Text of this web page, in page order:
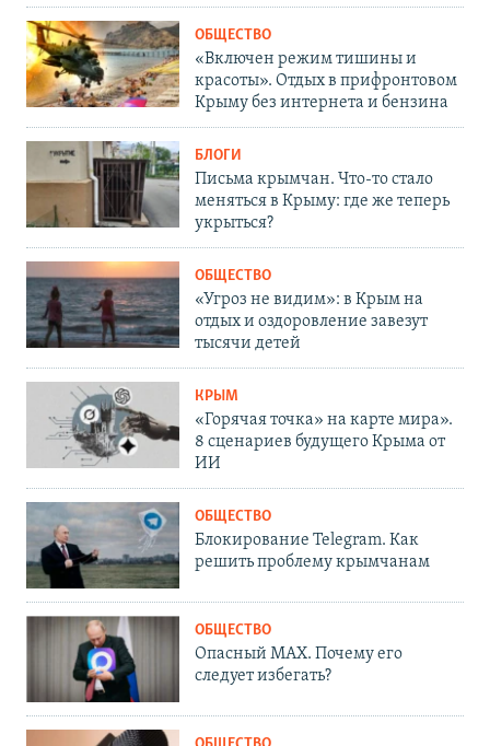
ОБЩЕСТВО
«Включен режим тишины и
красоты». Отдых в прифронтовом
Крыму без интернета и бензина
БЛОГИ
Письма крымчан. Что-то стало
меняться в Крыму: где же теперь
укрыться?
ОБЩЕСТВО
«Угроз не видим»: в Крым на
отдых и оздоровление завезут
тысячи детей
КРЫМ
«Горячая точка» на карте мира».
8 сценариев будущего Крыма от
ИИ
ОБЩЕСТВО
Блокирование Telegram. Как
решить проблему крымчанам
ОБЩЕСТВО
Опасный MAX. Почему его
следует избегать?